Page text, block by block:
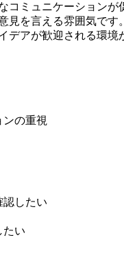
コミュニケーションが
見を言える雰囲気です
デアが歓迎される環境
の重視
認したい
たい